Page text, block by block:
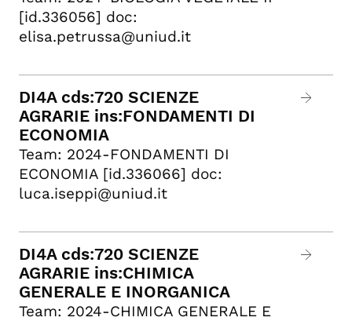
[id.336056] doc:
elisa.petrussa@uniud.it
DI4A cds:720 SCIENZE
AGRARIE ins:FONDAMENTI DI
ECONOMIA
Team: 2024-FONDAMENTI DI
ECONOMIA [id.336066] doc:
luca.iseppi@uniud.it
DI4A cds:720 SCIENZE
AGRARIE ins:CHIMICA
GENERALE E INORGANICA
Team: 2024-CHIMICA GENERALE E